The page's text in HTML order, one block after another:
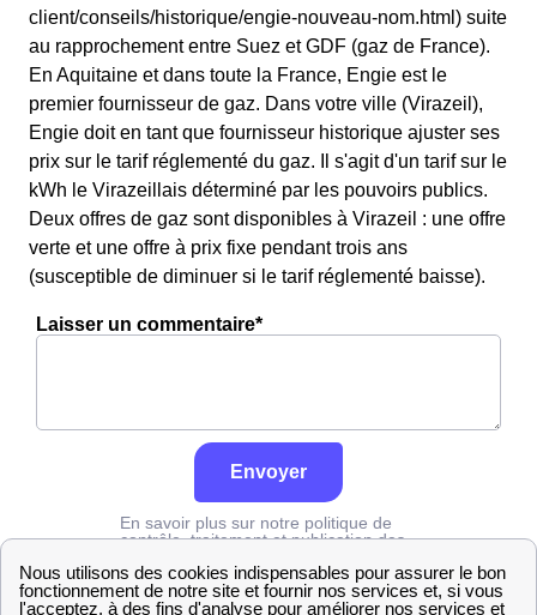
client/conseils/historique/engie-nouveau-nom.html) suite
au rapprochement entre Suez et GDF (gaz de France).
En Aquitaine et dans toute la France, Engie est le
premier fournisseur de gaz. Dans votre ville (Virazeil),
Engie doit en tant que fournisseur historique ajuster ses
prix sur le tarif réglementé du gaz. Il s'agit d'un tarif sur le
kWh le Virazeillais déterminé par les pouvoirs publics.
Deux offres de gaz sont disponibles à Virazeil : une offre
verte et une offre à prix fixe pendant trois ans
(susceptible de diminuer si le tarif réglementé baisse).
Laisser un commentaire*
Envoyer
En savoir plus sur notre politique de
contrôle, traitement et publication des